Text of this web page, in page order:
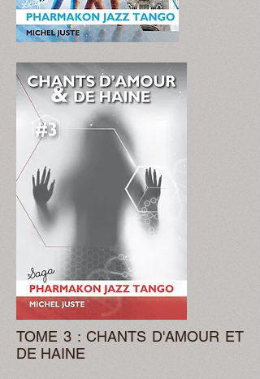
TOME 3 : CHANTS D'AMOUR ET
DE HAINE